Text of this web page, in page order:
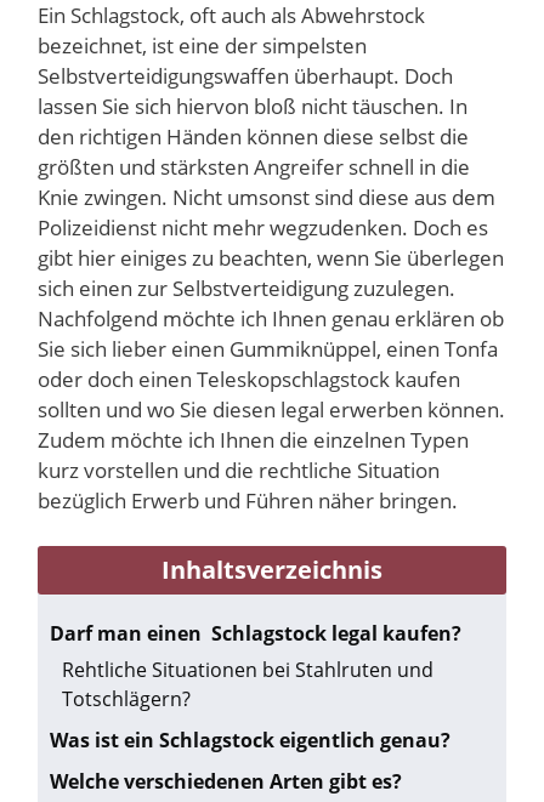
Ein Schlagstock, oft auch als Abwehrstock
bezeichnet, ist eine der simpelsten
Selbstverteidigungswaffen überhaupt. Doch
lassen Sie sich hiervon bloß nicht täuschen. In
den richtigen Händen können diese selbst die
größten und stärksten Angreifer schnell in die
Knie zwingen. Nicht umsonst sind diese aus dem
Polizeidienst nicht mehr wegzudenken. Doch es
gibt hier einiges zu beachten, wenn Sie überlegen
sich einen zur Selbstverteidigung zuzulegen.
Nachfolgend möchte ich Ihnen genau erklären ob
Sie sich lieber einen Gummiknüppel, einen Tonfa
oder doch einen Teleskopschlagstock kaufen
sollten und wo Sie diesen legal erwerben können.
Zudem möchte ich Ihnen die einzelnen Typen
kurz vorstellen und die rechtliche Situation
bezüglich Erwerb und Führen näher bringen.
Inhaltsverzeichnis
Darf man einen Schlagstock legal kaufen?
Rehtliche Situationen bei Stahlruten und
Totschlägern?
Was ist ein Schlagstock eigentlich genau?
Welche verschiedenen Arten gibt es?